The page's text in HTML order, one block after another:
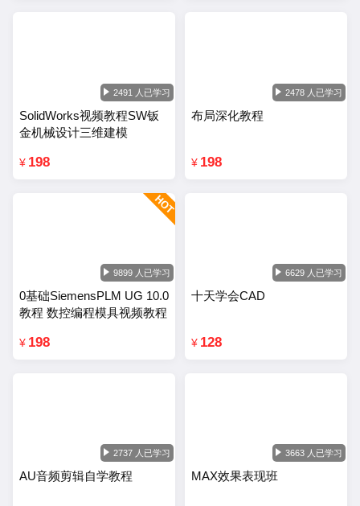
2491 人已学习
SolidWorks视频教程SW钣
金机械设计三维建模
¥ 198
2478 人已学习
布局深化教程
¥ 198
9899 人已学习
0基础SiemensPLM UG 10.0
教程 数控编程模具视频教程
¥ 198
6629 人已学习
十天学会CAD
¥ 128
2737 人已学习
AU音频剪辑自学教程
3663 人已学习
MAX效果表现班